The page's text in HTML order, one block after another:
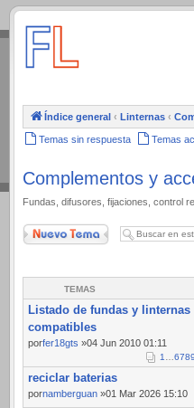
.
Índice general ‹ Linternas ‹
Temas sin respuesta Temas
Complementos y
Fundas, difusores, fijaciones, control
Nuevo Tema
TEMAS
Listado de fundas y linternas
compatibles
porfer18gts »04 Jun 2010 01:11
1…6789
reciclar baterias
pornamberguan »01 Mar 2026 15:10